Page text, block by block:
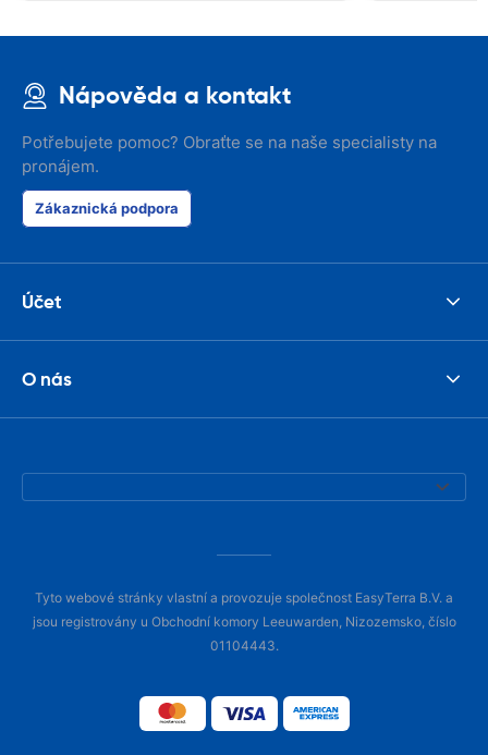
Nápověda a kontakt
Potřebujete pomoc? Obraťte se na naše specialisty na
pronájem.
Zákaznická podpora
Účet
O nás
Tyto webové stránky vlastní a provozuje společnost EasyTerra B.V. a
jsou registrovány u Obchodní komory Leeuwarden, Nizozemsko, číslo
01104443.